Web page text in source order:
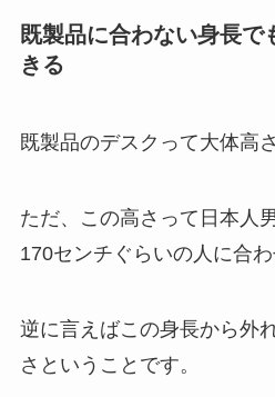
既製品に合わない身長で
きる
既製品のデスクって大体高
ただ、この高さって日本人
170センチぐらいの人に合わ
逆に言えばこの身長から外
さということです。